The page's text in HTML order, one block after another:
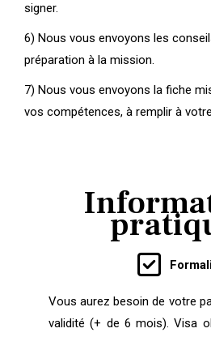
signer.
6) Nous vous envoyons les
préparation à la mission.
7) Nous vous envoyons la fiche
vos compétences, à remplir à
Vous aurez besoin de votre
validité (+ de 6 mois). Visa